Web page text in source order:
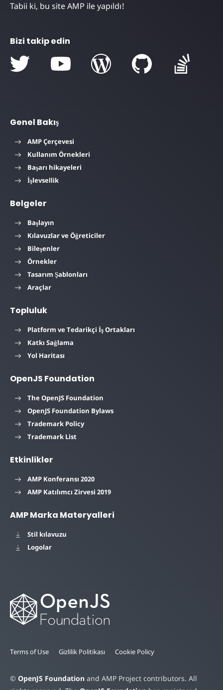
Tabii ki, bu site AMP ile yapıldı!
Bizi takip edin
Genel Bakış
AMP Çerçevesi
Kullanım Örnekleri
Başarı hikayeleri
İşlevsellik
Belgeler
Başlayın
Kılavuzlar ve Öğreticiler
Bileşenler
Örnekler
Tasarım Şablonları
Araçlar
Topluluk
Platform ve Tedarikçi İş Ortakları
Katkı Sağlama
Yol Haritası
OpenJS Foundation
The OpenJS Foundation
OpenJS Foundation Bylaws
Trademark Policy
Trademark List
Etkinlikler
AMP Konferansı 2020
AMP Katılımcı Zirvesi 2019
AMP Marka Materyalleri
Stil kılavuzu
Logolar
Terms of Use Gizlilik Politikası Cookie Policy
© OpenJS Foundation and AMP Project contributors. All